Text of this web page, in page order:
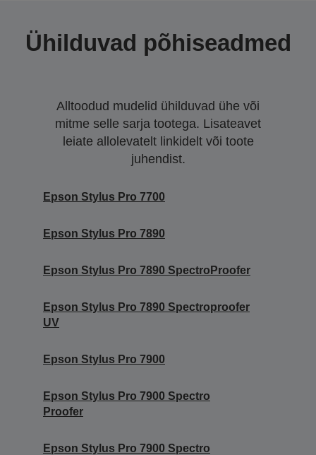
Ühilduvad põhiseadmed
Alltoodud mudelid ühilduvad ühe või
mitme selle sarja tootega. Lisateavet
leiate allolevatelt linkidelt või toote
juhendist.
Epson Stylus Pro 7700
Epson Stylus Pro 7890
Epson Stylus Pro 7890 SpectroProofer
Epson Stylus Pro 7890 Spectroproofer
UV
Epson Stylus Pro 7900
Epson Stylus Pro 7900 Spectro
Proofer
Epson Stylus Pro 7900 Spectro